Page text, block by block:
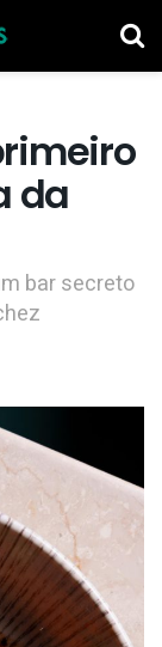
da
bar secreto